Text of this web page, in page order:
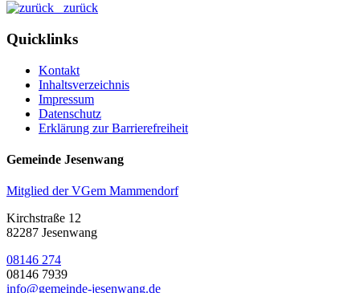
zurück
Quicklinks
Kontakt
Inhaltsverzeichnis
Impressum
Datenschutz
Erklärung zur Barrierefreiheit
Gemeinde Jesenwang
Mitglied der VGem Mammendorf
Kirchstraße 12
82287 Jesenwang
08146 274
08146 7939
info@gemeinde-jesenwang.de